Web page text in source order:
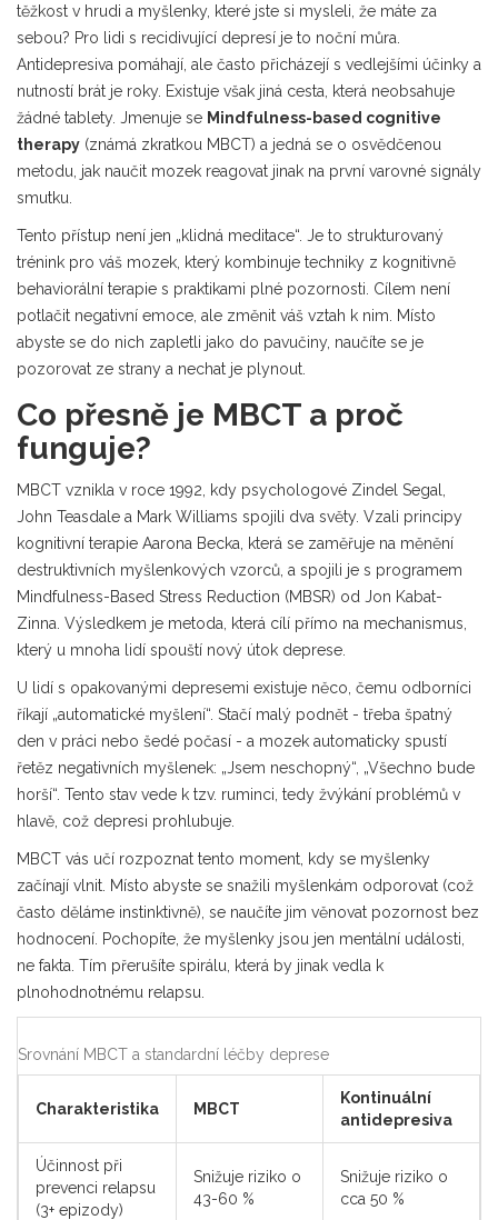
těžkost v hrudi a myšlenky, které jste si mysleli, že máte za
sebou? Pro lidi s recidivující depresí je to noční můra.
Antidepresiva pomáhají, ale často přicházejí s vedlejšími účinky a
nutností brát je roky. Existuje však jiná cesta, která neobsahuje
žádné tablety. Jmenuje se Mindfulness-based cognitive
therapy (známá zkratkou MBCT) a jedná se o osvědčenou
metodu, jak naučit mozek reagovat jinak na první varovné signály
smutku.
Tento přístup není jen „klidná meditace“. Je to strukturovaný
trénink pro váš mozek, který kombinuje techniky z kognitivně
behaviorální terapie s praktikami plné pozornosti. Cílem není
potlačit negativní emoce, ale změnit váš vztah k nim. Místo
abyste se do nich zapletli jako do pavučiny, naučíte se je
pozorovat ze strany a nechat je plynout.
Co přesně je MBCT a proč
funguje?
MBCT vznikla v roce 1992 , kdy psychologové Zindel Segal,
John Teasdale a Mark Williams spojili dva světy. Vzali principy
kognitivní terapie Aarona Becka, která se zaměřuje na měnění
destruktivních myšlenkových vzorců, a spojili je s programem
Mindfulness-Based Stress Reduction (MBSR) od Jon Kabat-
Zinna. Výsledkem je metoda, která cílí přímo na mechanismus,
který u mnoha lidí spouští nový útok deprese.
U lidí s opakovanými depresemi existuje něco, čemu odborníci
říkají „automatické myšlení“. Stačí malý podnět - třeba špatný
den v práci nebo šedé počasí - a mozek automaticky spustí
řetěz negativních myšlenek: „Jsem neschopný“, „Všechno bude
horší“. Tento stav vede k tzv. ruminci, tedy žvýkání problémů v
hlavě, což depresi prohlubuje.
MBCT vás učí rozpoznat tento moment, kdy se myšlenky
začínají vlnit. Místo abyste se snažili myšlenkám odporovat (což
často děláme instinktivně), se naučíte jim věnovat pozornost bez
hodnocení. Pochopíte, že myšlenky jsou jen mentální události,
ne fakta. Tím přerušíte spirálu, která by jinak vedla k
plnohodnotnému relapsu.
Srovnání MBCT a standardní léčby deprese
Charakteristika MBCT
Kontinuální
antidepresiva
Účinnost při
prevenci relapsu
(3+ epizody)
Snižuje riziko o
43-60 %
Snižuje riziko o
cca 50 %